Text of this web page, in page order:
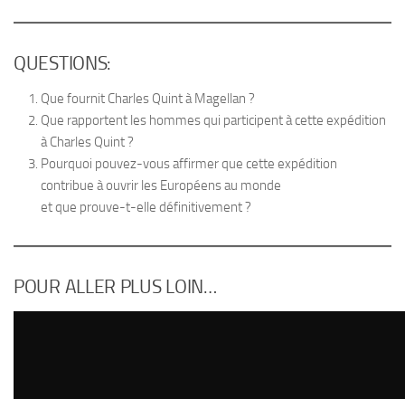
QUESTIONS:
Que fournit Charles Quint à Magellan ?
Que rapportent les hommes qui participent à cette expédition
à Charles Quint ?
Pourquoi pouvez-vous affirmer que cette expédition
contribue à ouvrir les Européens au monde
et que prouve-t-elle définitivement ?
POUR ALLER PLUS LOIN…